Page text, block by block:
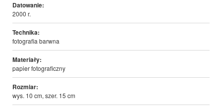
Datowanie:
2000 r.
Technika:
fotografia barwna
Materiały:
papier fotograficzny
Rozmiar:
wys. 10 cm, szer. 15 cm